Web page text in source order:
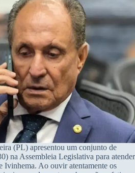
(PL) apresentou um conjunto de
na Assembleia Legislativa para atender
Ivinhema. Ao ouvir atentamente os